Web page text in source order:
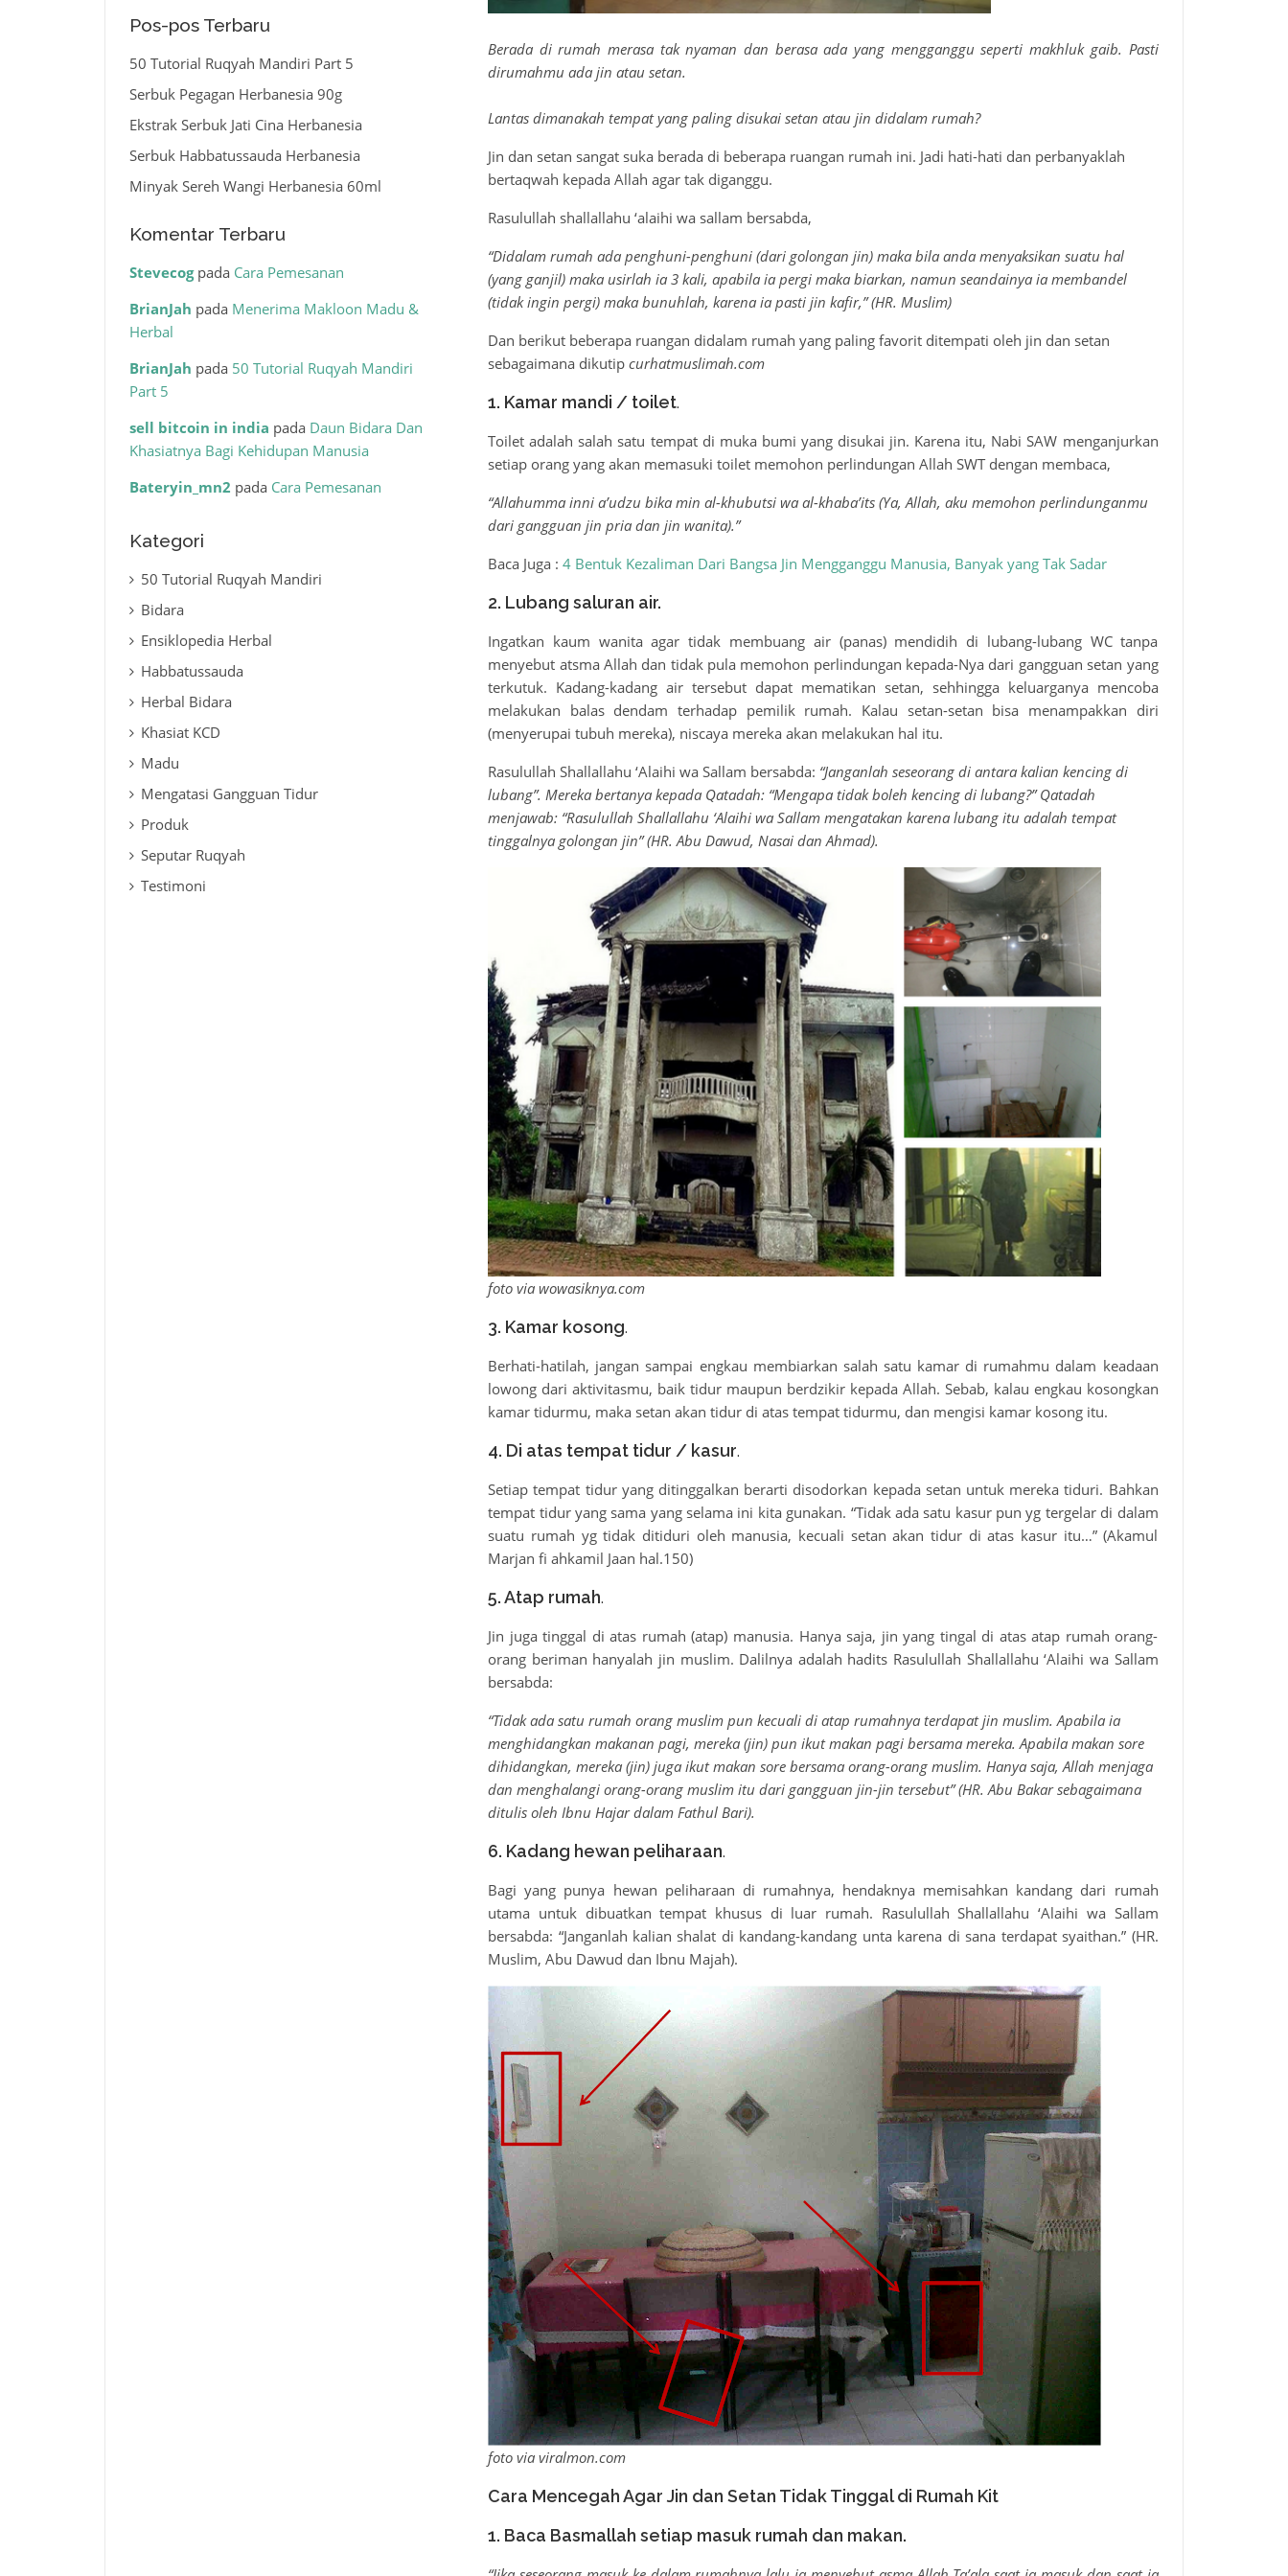
Berada di rumah merasa tak nyaman dan berasa ada yang mengganggu seperti makhluk gaib. Pasti
dirumahmu ada jin atau setan.
Lantas dimanakah tempat yang paling disukai setan atau jin didalam rumah?
Jin dan setan sangat suka berada di beberapa ruangan rumah ini. Jadi hati-hati dan perbanyaklah
bertaqwah kepada Allah agar tak diganggu.
Rasulullah shallallahu ‘alaihi wa sallam bersabda,
“Didalam rumah ada penghuni-penghuni (dari golongan jin) maka bila anda menyaksikan suatu hal
(yang ganjil) maka usirlah ia 3 kali, apabila ia pergi maka biarkan, namun seandainya ia membandel
(tidak ingin pergi) maka bunuhlah, karena ia pasti jin kafir,” (HR. Muslim)
Dan berikut beberapa ruangan didalam rumah yang paling favorit ditempati oleh jin dan setan
sebagaimana dikutipcurhatmuslimah.com
1. Kamar mandi / toilet.
Toilet adalah salah satu tempat di muka bumi yang disukai jin. Karena itu, Nabi SAW menganjurkan
setiap orang yang akan memasuki toilet memohon perlindungan Allah SWT dengan membaca,
“Allahumma inni a’udzu bika min al-khubutsi wa al-khaba’its (Ya, Allah, aku memohon perlindunganmu
dari gangguan jin pria dan jin wanita).”
Baca Juga :4 Bentuk Kezaliman Dari Bangsa Jin Mengganggu Manusia, Banyak yang Tak Sadar
2. Lubang saluran air.
Ingatkan kaum wanita agar tidak membuang air (panas) mendidih di lubang-lubang WC tanpa
menyebut atsma Allah dan tidak pula memohon perlindungan kepada-Nya dari gangguan setan yang
terkutuk. Kadang-kadang air tersebut dapat mematikan setan, sehhingga keluarganya mencoba
melakukan balas dendam terhadap pemilik rumah. Kalau setan-setan bisa menampakkan diri
(menyerupai tubuh mereka), niscaya mereka akan melakukan hal itu.
Rasulullah Shallallahu ‘Alaihi wa Sallam bersabda: “Janganlah seseorang di antara kalian kencing di
lubang”. Mereka bertanya kepada Qatadah: “Mengapa tidak boleh kencing di lubang?” Qatadah
menjawab: “Rasulullah Shallallahu ‘Alaihi wa Sallam mengatakan karena lubang itu adalah tempat
tinggalnya golongan jin” (HR. Abu Dawud, Nasai dan Ahmad).
foto via wowasiknya.com
3. Kamar kosong.
Berhati-hatilah, jangan sampai engkau membiarkan salah satu kamar di rumahmu dalam keadaan
lowong dari aktivitasmu, baik tidur maupun berdzikir kepada Allah. Sebab, kalau engkau kosongkan
kamar tidurmu, maka setan akan tidur di atas tempat tidurmu, dan mengisi kamar kosong itu.
4. Di atas tempat tidur / kasur.
Setiap tempat tidur yang ditinggalkan berarti disodorkan kepada setan untuk mereka tiduri. Bahkan
tempat tidur yang sama yang selama ini kita gunakan. “Tidak ada satu kasur pun yg tergelar di dalam
suatu rumah yg tidak ditiduri oleh manusia, kecuali setan akan tidur di atas kasur itu…” (Akamul
Marjan fi ahkamil Jaan hal.150)
5. Atap rumah.
Jin juga tinggal di atas rumah (atap) manusia. Hanya saja, jin yang tingal di atas atap rumah orang-
orang beriman hanyalah jin muslim. Dalilnya adalah hadits Rasulullah Shallallahu ‘Alaihi wa Sallam
bersabda:
“Tidak ada satu rumah orang muslim pun kecuali di atap rumahnya terdapat jin muslim. Apabila ia
menghidangkan makanan pagi, mereka (jin) pun ikut makan pagi bersama mereka. Apabila makan sore
dihidangkan, mereka (jin) juga ikut makan sore bersama orang-orang muslim. Hanya saja, Allah menjaga
dan menghalangi orang-orang muslim itu dari gangguan jin-jin tersebut” (HR. Abu Bakar sebagaimana
ditulis oleh Ibnu Hajar dalam Fathul Bari).
6. Kadang hewan peliharaan.
Bagi yang punya hewan peliharaan di rumahnya, hendaknya memisahkan kandang dari rumah
utama untuk dibuatkan tempat khusus di luar rumah. Rasulullah Shallallahu ‘Alaihi wa Sallam
bersabda: “Janganlah kalian shalat di kandang-kandang unta karena di sana terdapat syaithan.” (HR.
Muslim, Abu Dawud dan Ibnu Majah).
foto via viralmon.com
Cara Mencegah Agar Jin dan Setan Tidak Tinggal di Rumah Kit
1. Baca Basmallah setiap masuk rumah dan makan.
Pos-pos Terbaru
50 Tutorial Ruqyah Mandiri Part 5
Serbuk Pegagan Herbanesia 90g
Ekstrak Serbuk Jati Cina Herbanesia
Serbuk Habbatussauda Herbanesia
Minyak Sereh Wangi Herbanesia 60ml
Komentar Terbaru
Stevecogpada Cara Pemesanan
BrianJah pada Menerima Makloon Madu &
Herbal
BrianJah pada 50 Tutorial Ruqyah Mandiri
Part 5
sell bitcoin in india pada Daun Bidara Dan
Khasiatnya Bagi Kehidupan Manusia
Bateryin_mn2 pada Cara Pemesanan
Kategori
50 Tutorial Ruqyah Mandiri
Bidara
Ensiklopedia Herbal
Habbatussauda
Herbal Bidara
Khasiat KCD
Madu
Mengatasi Gangguan Tidur
Produk
Seputar Ruqyah
Testimoni